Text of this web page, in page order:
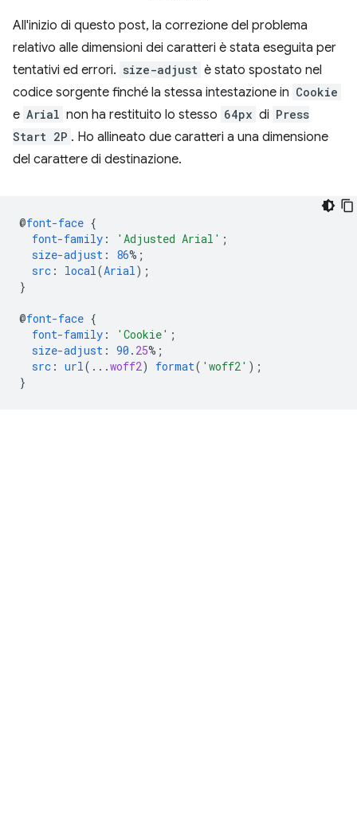
All'inizio di questo post, la correzione del problema
relativo alle dimensioni dei caratteri è stata eseguita per
tentativi ed errori. size-adjust è stato spostato nel
codice sorgente finché la stessa intestazione in Cookie
e Arial non ha restituito lo stesso 64px di Press
Start 2P . Ho allineato due caratteri a una dimensione
del carattere di destinazione.
@font-face {
font-family : 'Adjusted Arial' ;
size-adjust : 86%;
src : local(Arial);
}
@font-face {
font-family : 'Cookie' ;
size-adjust : 90 . 25%;
src : url(.. .woff2) format( 'woff2' );
}